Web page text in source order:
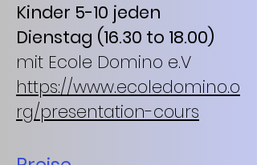
Kinder 5-10 jeden
Dienstag (16.30 to 18.00)
mit Ecole Domino e.V
https://www.ecoledomino.o
rg/presentation-cours